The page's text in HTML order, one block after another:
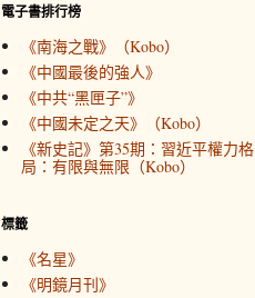
電子書排行榜
《南海之戰》（Kobo）
《中國最後的強人》
《中共“黑匣子”》
《中國未定之天》（Kobo）
《新史記》第35期：習近平權力格
局：有限與無限（Kobo）
標籤
《名星》
《明鏡月刊》